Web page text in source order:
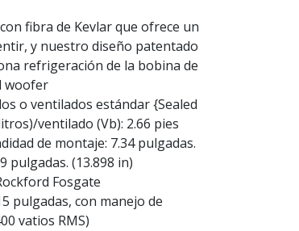
fibra de Kevlar que ofrece un
y nuestro diseño patentado
refrigeración de la bobina de
woofer
o ventilados estándar {Sealed
ventilado (Vb): 2.66 pies
de montaje: 7.34 pulgadas.
pulgadas. (13.898 in)
Fosgate
pulgadas, con manejo de
vatios RMS)